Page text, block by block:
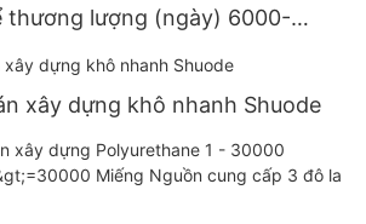
thương lượng (ngày) 6000-
cung US.0
xây dựng khô nhanh Shuode